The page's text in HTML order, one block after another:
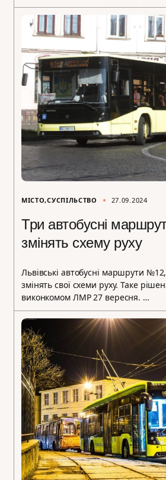
МІСТО СУСПІЛЬСТВО 27.09.2024
Три автобусні
змінять схему руху
Львівські автобусні маршрути
змінять свої схеми руху. Таке
виконкомом ЛМР 27 вересня. …